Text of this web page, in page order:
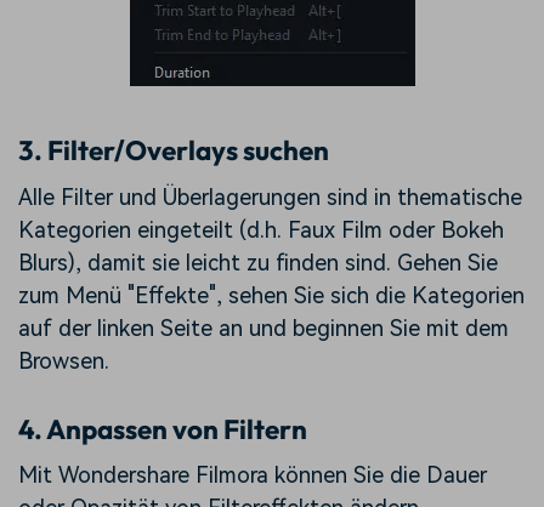
3. Filter/Overlays suchen
Alle Filter und Überlagerungen sind in thematische
Kategorien eingeteilt (d.h. Faux Film oder Bokeh
Blurs), damit sie leicht zu finden sind. Gehen Sie
zum Menü "Effekte", sehen Sie sich die Kategorien
auf der linken Seite an und beginnen Sie mit dem
Browsen.
4. Anpassen von Filtern
Mit Wondershare Filmora können Sie die Dauer